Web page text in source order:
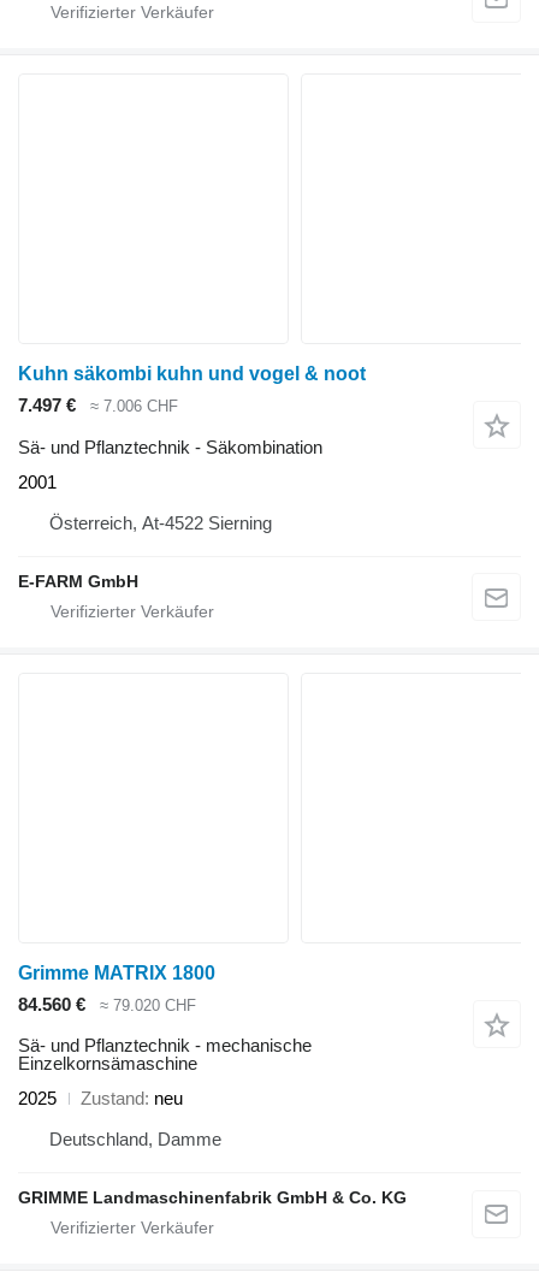
Kuhn säkombi kuhn und vogel & noot
7.497 €
≈ 7.006 CHF
Sä- und Pflanztechnik - Säkombination
2001
Österreich, At-4522 Sierning
E-FARM GmbH
Grimme MATRIX 1800
84.560 €
≈ 79.020 CHF
Sä- und Pflanztechnik - mechanische
Einzelkornsämaschine
2025
Zustand neu
Deutschland, Damme
GRIMME Landmaschinenfabrik GmbH & Co. KG